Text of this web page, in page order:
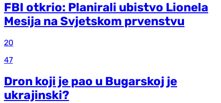
FBI otkrio: Planirali ubistvo Lionela
Mesija na Svjetskom prvenstvu
20
47
Dron koji je pao u Bugarskoj je
ukrajinski?